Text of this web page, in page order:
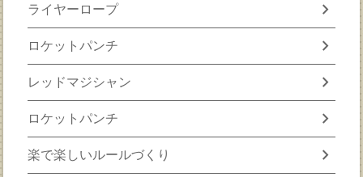
ライヤーロープ chevron_right
ロケットパンチ chevron_right
レッドマジシャン chevron_right
ロケットパンチ chevron_right
楽で楽しいルールづくり chevron_right